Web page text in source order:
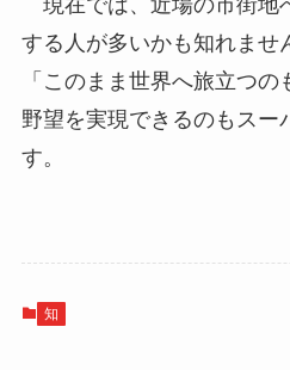
する人が多いかも知れませ
「このまま世界へ旅立つ
野望を実現できるのもスー
す。
知